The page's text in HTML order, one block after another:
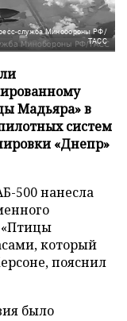
служба Минобороны РФ/
ТАСС
Мадьяра» в
систем
«Днепр»
500 нанесла
который
пояснил
было